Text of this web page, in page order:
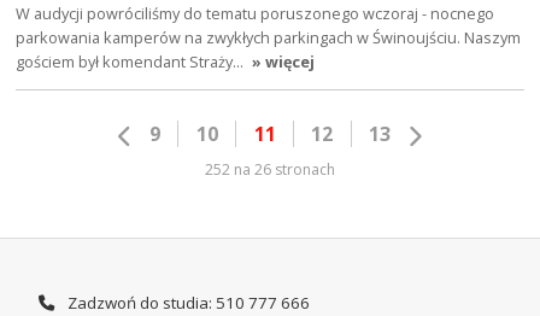
W audycji powróciliśmy do tematu poruszonego wczoraj - nocnego
parkowania kamperów na zwykłych parkingach w Świnoujściu. Naszym
gościem był komendant Straży… » więcej
9 10 11 12 13
252 na 26 stronach
Zadzwoń do studia: 510 777 666